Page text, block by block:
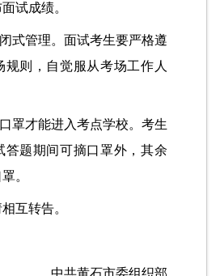
试成绩。
式管理。面试考生要严格遵
规则，自觉服从考场工作人
罩才能进入考点学校。考生
答题期间可摘口罩外，其余
。
互转告。